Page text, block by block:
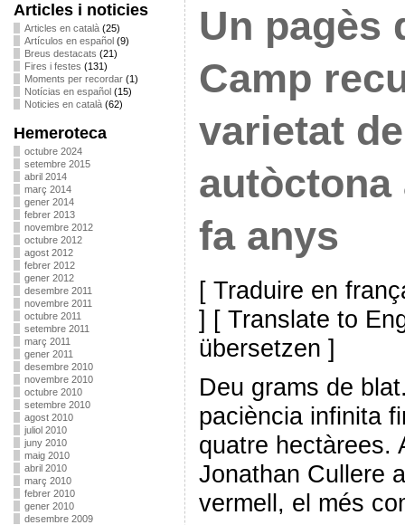
Articles i noticies
Articles en català(25)
Artículos en español(9)
Breus destacats (21)
Fires i festes (131)
Moments per recordar(1)
Notícias en español(15)
Noticies en català(62)
Hemeroteca
octubre 2024
setembre 2015
abril 2014
març 2014
gener 2014
febrer 2013
novembre 2012
octubre 2012
agost 2012
febrer 2012
gener 2012
desembre 2011
novembre 2011
octubre 2011
setembre 2011
març 2011
gener 2011
desembre 2010
novembre 2010
octubre 2010
setembre 2010
agost 2010
juliol 2010
juny 2010
maig 2010
abril 2010
març 2010
febrer 2010
gener 2010
desembre 2009
Un pagès
Camp
varietat
autòctona
fa anys
[ Traduire en
] [ Translate to
übersetzen ]
Deu grams de
paciència infinita
quatre hectàrees.
Jonathan Cullere
vermell, el més